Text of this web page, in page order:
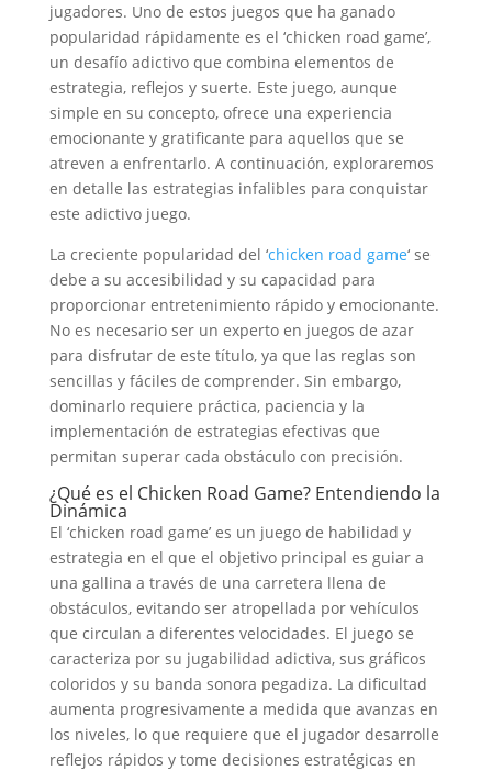
jugadores. Uno de estos juegos que ha ganado
popularidad rápidamente es el ‘chicken road game’,
un desafío adictivo que combina elementos de
estrategia, reflejos y suerte. Este juego, aunque
simple en su concepto, ofrece una experiencia
emocionante y gratificante para aquellos que se
atreven a enfrentarlo. A continuación, exploraremos
en detalle las estrategias infalibles para conquistar
este adictivo juego.
La creciente popularidad del ‘chicken road game‘ se
debe a su accesibilidad y su capacidad para
proporcionar entretenimiento rápido y emocionante.
No es necesario ser un experto en juegos de azar
para disfrutar de este título, ya que las reglas son
sencillas y fáciles de comprender. Sin embargo,
dominarlo requiere práctica, paciencia y la
implementación de estrategias efectivas que
permitan superar cada obstáculo con precisión.
¿Qué es el Chicken Road Game? Entendiendo la
Dinámica
El ‘chicken road game’ es un juego de habilidad y
estrategia en el que el objetivo principal es guiar a
una gallina a través de una carretera llena de
obstáculos, evitando ser atropellada por vehículos
que circulan a diferentes velocidades. El juego se
caracteriza por su jugabilidad adictiva, sus gráficos
coloridos y su banda sonora pegadiza. La dificultad
aumenta progresivamente a medida que avanzas en
los niveles, lo que requiere que el jugador desarrolle
reflejos rápidos y tome decisiones estratégicas en